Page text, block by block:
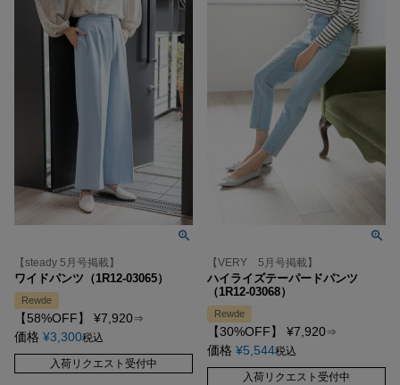
【steady 5月号掲載】
ワイドパンツ（1R12-03065）
Rewde
【58%OFF】 ¥7,920⇒
価格 ¥3,300税込
入荷リクエスト受付中
【VERY 5月号掲載】
ハイライズテーパードパンツ
（1R12-03068）
Rewde
【30%OFF】 ¥7,920⇒
価格 ¥5,544税込
入荷リクエスト受付中